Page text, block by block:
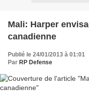
Mali: Harper
canadienne
Publié le 24/01/2013 à 01:01
Par RP Defense